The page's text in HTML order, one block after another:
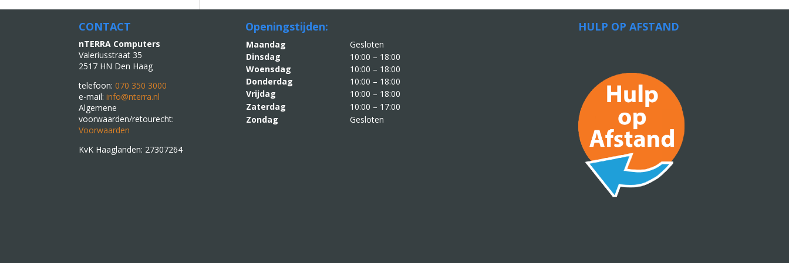
CONTACT
nTERRA Computers
Valeriusstraat 35
2517 HN Den Haag
telefoon:070 350 3000
e-mail:info@nterra.nl
Algemene
voorwaarden/retourecht:
Voorwaarden
KvK Haaglanden: 27307264
Openingstijden:
Maandag
Gesloten
Dinsdag
10:00 – 18:00
Woensdag
10:00 – 18:00
Donderdag
10:00 – 18:00
Vrijdag
10:00 – 18:00
Zaterdag
10:00 – 17:00
Zondag
Gesloten
HULP OP AFSTAND